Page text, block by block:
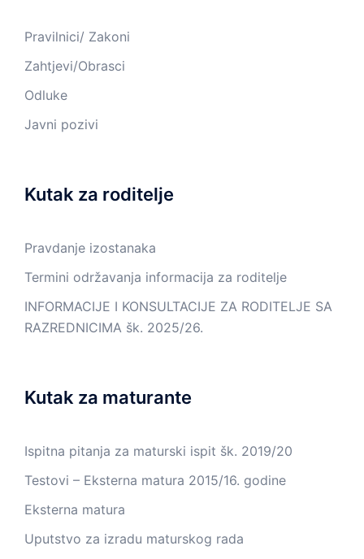
Pravilnici/ Zakoni
Zahtjevi/Obrasci
Odluke
Javni pozivi
Kutak za roditelje
Pravdanje izostanaka
Termini održavanja informacija za roditelje
INFORMACIJE I KONSULTACIJE ZA RODITELJE SA
RAZREDNICIMA šk. 2025/26.
Kutak za maturante
Ispitna pitanja za maturski ispit šk. 2019/20
Testovi – Eksterna matura 2015/16. godine
Eksterna matura
Uputstvo za izradu maturskog rada